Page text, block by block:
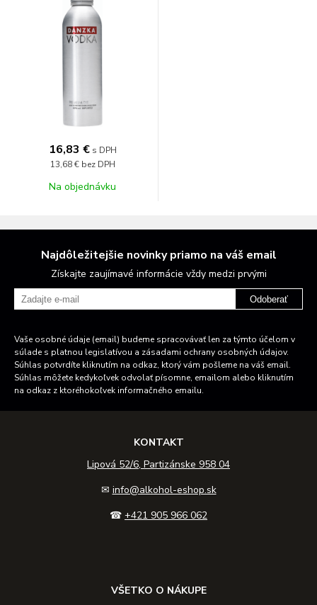
16,83 € s DPH
13,68 € bez DPH
Na objednávku
Najdôležitejšie novinky priamo na váš email
Získajte zaujímavé informácie vždy medzi prvými
Odoberať
Vaše osobné údaje (email) budeme spracovávať len za týmto účelom v
súlade s platnou legislatívou a zásadami ochrany osobných údajov.
Súhlas potvrdíte kliknutím na odkaz, ktorý vám pošleme na váš email.
Súhlas môžete kedykoľvek odvolať písomne, emailom alebo kliknutím
na odkaz z ktoréhokoľvek informačného emailu.
KONTAKT
Lipová 52/6, Partizánske 958 04
✉ info@alkohol-eshop.sk
☎ +421 905 966 062
VŠETKO O NÁKUPE